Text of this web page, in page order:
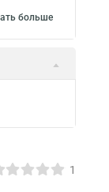
больше
1